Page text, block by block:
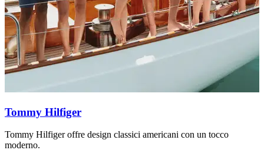
Tommy Hilfiger
Tommy Hilfiger offre design classici americani con un tocco
moderno.